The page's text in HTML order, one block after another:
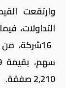
2,210 صفقة.